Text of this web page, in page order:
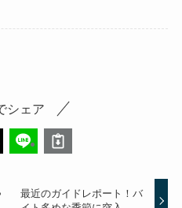
シェア
最近のガイドレポート！バ